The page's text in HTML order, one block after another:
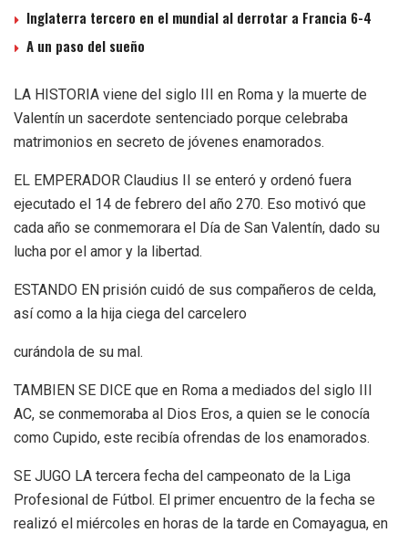
Inglaterra tercero en el mundial al derrotar a Francia 6-4
A un paso del sueño
LA HISTORIA viene del siglo III en Roma y la muerte de
Valentín un sacerdote sentenciado porque celebraba
matrimonios en secreto de jóvenes enamorados.
EL EMPERADOR Claudius II se enteró y ordenó fuera
ejecutado el 14 de febrero del año 270. Eso motivó que
cada año se conmemorara el Día de San Valentín, dado su
lucha por el amor y la libertad.
ESTANDO EN prisión cuidó de sus compañeros de celda,
así como a la hija ciega del carcelero
curándola de su mal.
TAMBIEN SE DICE que en Roma a mediados del siglo III
AC, se conmemoraba al Dios Eros, a quien se le conocía
como Cupido, este recibía ofrendas de los enamorados.
SE JUGO LA tercera fecha del campeonato de la Liga
Profesional de Fútbol. El primer encuentro de la fecha se
realizó el miércoles en horas de la tarde en Comayagua, en